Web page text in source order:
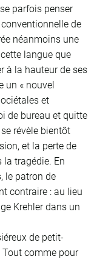
parfois penser
de
néanmoins une
langue que
à la hauteur de ses
un « nouvel
et
de bureau et quitte
révèle bientôt
et la perte de
la tragédie. En
le patron de
contraire : au lieu
Krehler dans un
de petit-
Tout comme pour